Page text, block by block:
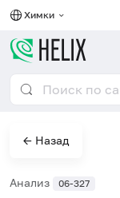
Химки
← Назад
Анализ 06-327